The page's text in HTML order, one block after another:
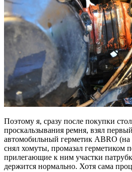
Поэтому я, сразу после покупки
проскальзывания ремня, взял
автомобильный герметик ABRO (на
снял хомуты, промазал герметиком
прилегающие к ним участки
держится нормально. Хотя сама